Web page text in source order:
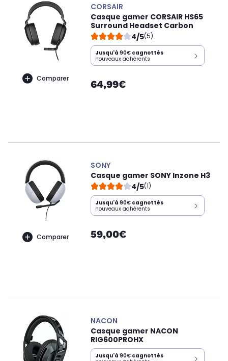
Comparer
CORSAIR
Casque gamer CORSAIR HS65
Surround Headset Carbon
4/5(5)
Jusqu'à 90€ cagnottés
nouveaux adhérents
64,99€
Comparer
SONY
Casque gamer SONY Inzone H3
4/5(1)
Jusqu'à 90€ cagnottés
nouveaux adhérents
59,00€
NACON
Casque gamer NACON
RIG600PROHX
Jusqu'à 90€ cagnottés